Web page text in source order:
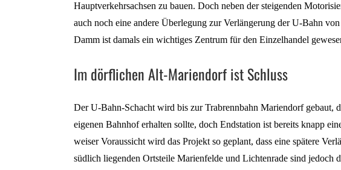
Hauptverkehrsachsen zu bauen. Doch neben der steigenden
auch noch eine andere Überlegung zur Verlängerung der U-Bahn
Damm ist damals ein wichtiges Zentrum für den Einzelhandel
Im dörflichen Alt-Mariendorf ist Schluss
Der U-Bahn-Schacht wird bis zur Trabrennbahn Mariendorf gebaut,
eigenen Bahnhof erhalten sollte, doch Endstation ist bereits knapp
weiser Voraussicht wird das Projekt so geplant, dass eine spätere
südlich liegenden Ortsteile Marienfelde und Lichtenrade sind jedoch